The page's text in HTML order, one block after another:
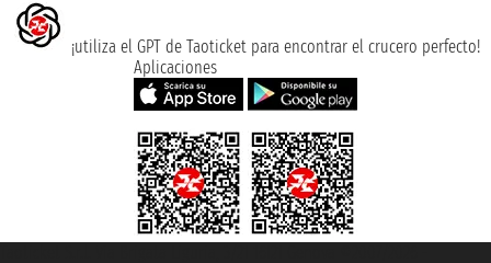
¡utiliza el GPT de Taoticket para encontrar el crucero perfecto!
Aplicaciones